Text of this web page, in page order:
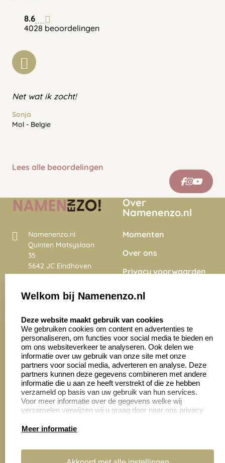
8.6
4028 beoordelingen
Net wat ik zocht!
Sonja
Mol - Belgie
Lees alle beoordelingen
Namenenzo.nl
Quinten Matsyslaan
35
5642 JC Eindhoven
Nederland
4028 beoordelingen
Over
Namenenzo.nl
Momenten
Over ons
Privacy voorwaarden
Onze vacatures
Zakelijk:
Aanvraag op maat
Cadeaubonnen
Klantenservice:
Contact opnemen
Veelgestelde vragen
Retourneren
Welkom bij Namenenzo.nl
Deze website maakt gebruik van cookies
We gebruiken cookies om content en advertenties te
personaliseren, om functies voor social media te bieden en
om ons websiteverkeer te analyseren. Ook delen we
informatie over uw gebruik van onze site met onze
partners voor social media, adverteren en analyse. Deze
partners kunnen deze gegevens combineren met andere
informatie die u aan ze heeft verstrekt of die ze hebben
verzameld op basis van uw gebruik van hun services.
Voor meer informatie over de gegevens welke wij
verzamelen verwijzen wij u graag door naar ons privacy
Meer informatie